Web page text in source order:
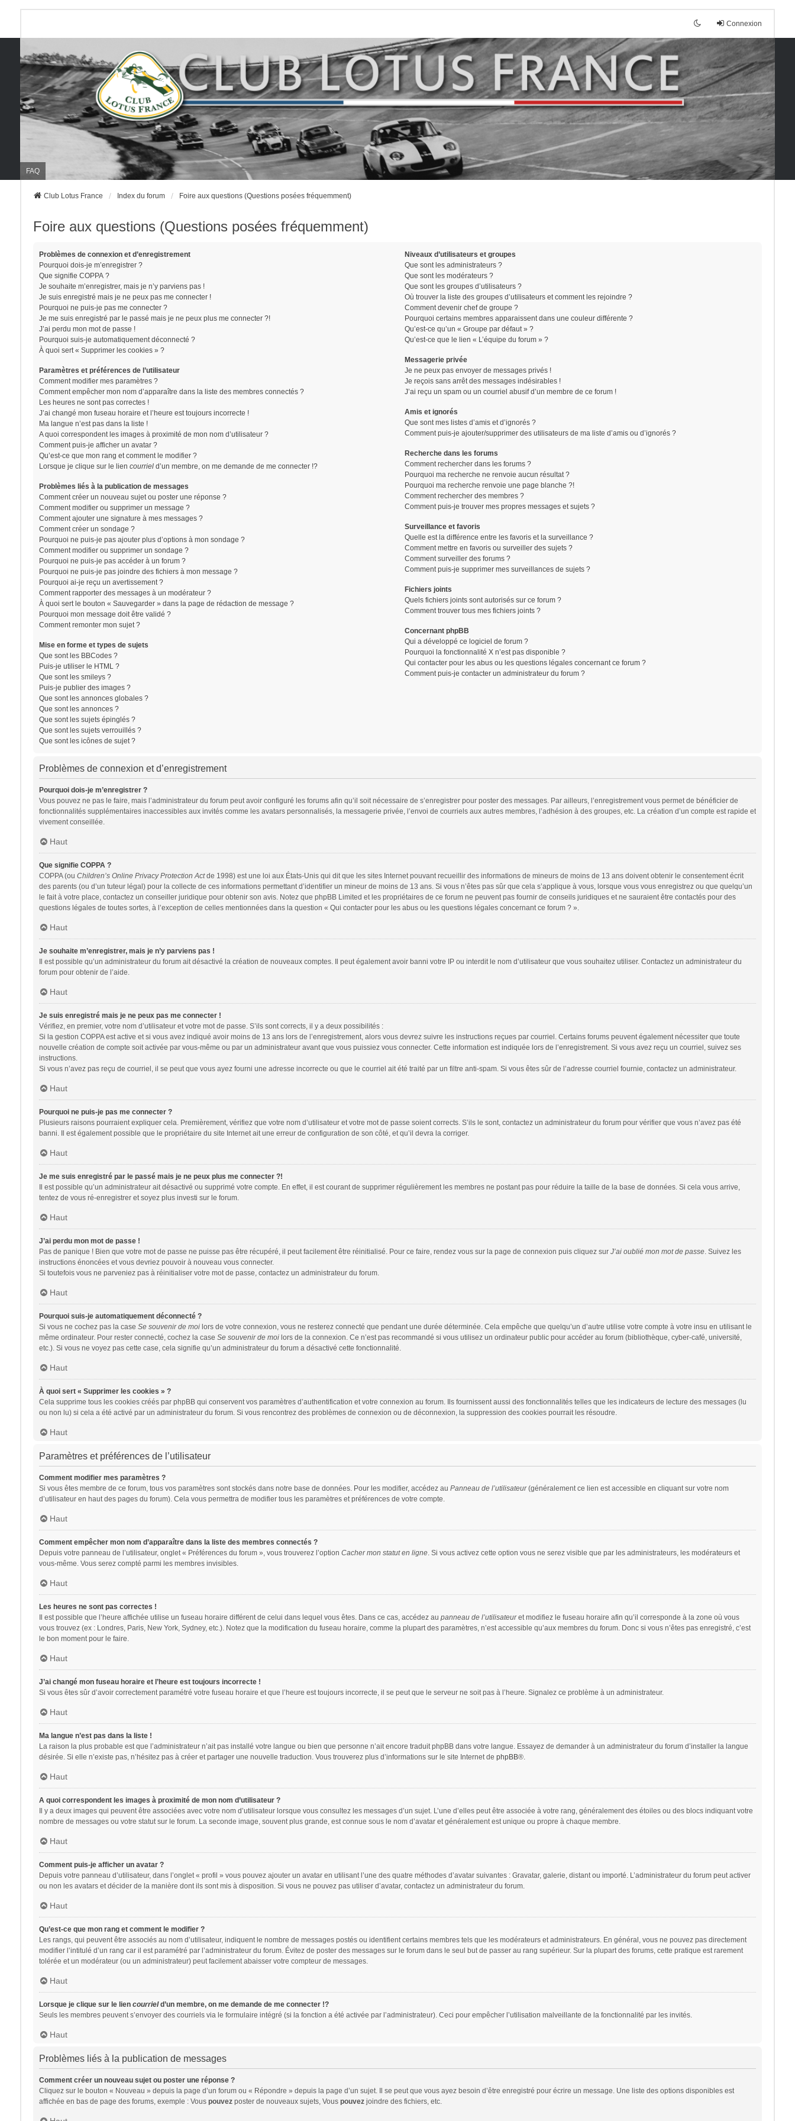
Connexion
FAQ
Club Lotus France Index du forum Foire aux questions (Questions posées fréquemment)
Foire aux questions (Questions posées fréquemment)
Problèmes de connexion et d’enregistrement
Pourquoi dois-je m’enregistrer ?
Que signifie COPPA ?
Je souhaite m’enregistrer, mais je n’y parviens pas !
Je suis enregistré mais je ne peux pas me connecter !
Pourquoi ne puis-je pas me connecter ?
Je me suis enregistré par le passé mais je ne peux plus me connecter ?!
J’ai perdu mon mot de passe !
Pourquoi suis-je automatiquement déconnecté ?
À quoi sert « Supprimer les cookies » ?
Paramètres et préférences de l’utilisateur
Comment modifier mes paramètres ?
Comment empêcher mon nom d’apparaître dans la liste des membres connectés ?
Les heures ne sont pas correctes !
J’ai changé mon fuseau horaire et l’heure est toujours incorrecte !
Ma langue n’est pas dans la liste !
A quoi correspondent les images à proximité de mon nom d’utilisateur ?
Comment puis-je afficher un avatar ?
Qu’est-ce que mon rang et comment le modifier ?
Lorsque je clique sur le lien courrield’un membre, on me demande de me connecter !?
Problèmes liés à la publication de messages
Comment créer un nouveau sujet ou poster une réponse ?
Comment modifier ou supprimer un message ?
Comment ajouter une signature à mes messages ?
Comment créer un sondage ?
Pourquoi ne puis-je pas ajouter plus d’options à mon sondage ?
Comment modifier ou supprimer un sondage ?
Pourquoi ne puis-je pas accéder à un forum ?
Pourquoi ne puis-je pas joindre des fichiers à mon message ?
Pourquoi ai-je reçu un avertissement ?
Comment rapporter des messages à un modérateur ?
À quoi sert le bouton « Sauvegarder » dans la page de rédaction de message ?
Pourquoi mon message doit être validé ?
Comment remonter mon sujet ?
Mise en forme et types de sujets
Que sont les BBCodes ?
Puis-je utiliser le HTML ?
Que sont les smileys ?
Puis-je publier des images ?
Que sont les annonces globales ?
Que sont les annonces ?
Que sont les sujets épinglés ?
Que sont les sujets verrouillés ?
Que sont les icônes de sujet ?
Niveaux d’utilisateurs et groupes
Que sont les administrateurs ?
Que sont les modérateurs ?
Que sont les groupes d’utilisateurs ?
Où trouver la liste des groupes d’utilisateurs et comment les rejoindre ?
Comment devenir chef de groupe ?
Pourquoi certains membres apparaissent dans une couleur différente ?
Qu’est-ce qu’un « Groupe par défaut » ?
Qu’est-ce que le lien « L’équipe du forum » ?
Messagerie privée
Je ne peux pas envoyer de messages privés !
Je reçois sans arrêt des messages indésirables !
J’ai reçu un spam ou un courriel abusif d’un membre de ce forum !
Amis et ignorés
Que sont mes listes d’amis et d’ignorés ?
Comment puis-je ajouter/supprimer des utilisateurs de ma liste d’amis ou d’ignorés ?
Recherche dans les forums
Comment rechercher dans les forums ?
Pourquoi ma recherche ne renvoie aucun résultat ?
Pourquoi ma recherche renvoie une page blanche ?!
Comment rechercher des membres ?
Comment puis-je trouver mes propres messages et sujets ?
Surveillance et favoris
Quelle est la différence entre les favoris et la surveillance ?
Comment mettre en favoris ou surveiller des sujets ?
Comment surveiller des forums ?
Comment puis-je supprimer mes surveillances de sujets ?
Fichiers joints
Quels fichiers joints sont autorisés sur ce forum ?
Comment trouver tous mes fichiers joints ?
Concernant phpBB
Qui a développé ce logiciel de forum ?
Pourquoi la fonctionnalité X n’est pas disponible ?
Qui contacter pour les abus ou les questions légales concernant ce forum ?
Comment puis-je contacter un administrateur du forum ?
Problèmes de connexion et d’enregistrement
Pourquoi dois-je m’enregistrer ?
Vous pouvez ne pas le faire, mais l’administrateur du forum peut avoir configuré les forums afin qu’il soit nécessaire de s’enregistrer pour poster des messages. Par ailleurs, l’enregistrement vous permet de bénéficier de
fonctionnalités supplémentaires inaccessibles aux invités comme les avatars personnalisés, la messagerie privée, l’envoi de courriels aux autres membres, l’adhésion à des groupes, etc. La création d’un compte est rapide et
vivement conseillée.
Haut
Que signifie COPPA ?
COPPA (ou Children’s Online Privacy Protection Actde 1998) est une loi aux États-Unis qui dit que les sites Internet pouvant recueillir des informations de mineurs de moins de 13 ans doivent obtenir le consentement écrit
des parents (ou d’un tuteur légal) pour la collecte de ces informations permettant d’identifier un mineur de moins de 13 ans. Si vous n’êtes pas sûr que cela s’applique à vous, lorsque vous vous enregistrez ou que quelqu’un
le fait à votre place, contactez un conseiller juridique pour obtenir son avis. Notez que phpBB Limited et les propriétaires de ce forum ne peuvent pas fournir de conseils juridiques et ne sauraient être contactés pour des
questions légales de toutes sortes, à l’exception de celles mentionnées dans la question « Qui contacter pour les abus ou les questions légales concernant ce forum ? ».
Haut
Je souhaite m’enregistrer, mais je n’y parviens pas !
Il est possible qu’un administrateur du forum ait désactivé la création de nouveaux comptes. Il peut également avoir banni votre IP ou interdit le nom d’utilisateur que vous souhaitez utiliser. Contactez un administrateur du
forum pour obtenir de l’aide.
Haut
Je suis enregistré mais je ne peux pas me connecter !
Vérifiez, en premier, votre nom d’utilisateur et votre mot de passe. S’ils sont corrects, il y a deux possibilités :
Si la gestion COPPA est active et si vous avez indiqué avoir moins de 13 ans lors de l’enregistrement, alors vous devrez suivre les instructions reçues par courriel. Certains forums peuvent également nécessiter que toute
nouvelle création de compte soit activée par vous-même ou par un administrateur avant que vous puissiez vous connecter. Cette information est indiquée lors de l’enregistrement. Si vous avez reçu un courriel, suivez ses
instructions.
Si vous n’avez pas reçu de courriel, il se peut que vous ayez fourni une adresse incorrecte ou que le courriel ait été traité par un filtre anti-spam. Si vous êtes sûr de l’adresse courriel fournie, contactez un administrateur.
Haut
Pourquoi ne puis-je pas me connecter ?
Plusieurs raisons pourraient expliquer cela. Premièrement, vérifiez que votre nom d’utilisateur et votre mot de passe soient corrects. S’ils le sont, contactez un administrateur du forum pour vérifier que vous n’avez pas été
banni. Il est également possible que le propriétaire du site Internet ait une erreur de configuration de son côté, et qu’il devra la corriger.
Haut
Je me suis enregistré par le passé mais je ne peux plus me connecter ?!
Il est possible qu’un administrateur ait désactivé ou supprimé votre compte. En effet, il est courant de supprimer régulièrement les membres ne postant pas pour réduire la taille de la base de données. Si cela vous arrive,
tentez de vous ré-enregistrer et soyez plus investi sur le forum.
Haut
J’ai perdu mon mot de passe !
Pas de panique ! Bien que votre mot de passe ne puisse pas être récupéré, il peut facilement être réinitialisé. Pour ce faire, rendez vous sur la page de connexion puis cliquez sur J’ai oublié mon mot de passe. Suivez les
instructions énoncées et vous devriez pouvoir à nouveau vous connecter.
Si toutefois vous ne parveniez pas à réinitialiser votre mot de passe, contactez un administrateur du forum.
Haut
Pourquoi suis-je automatiquement déconnecté ?
Si vous ne cochez pas la case Se souvenir de moilors de votre connexion, vous ne resterez connecté que pendant une durée déterminée. Cela empêche que quelqu’un d’autre utilise votre compte à votre insu en utilisant le
même ordinateur. Pour rester connecté, cochez la case Se souvenir de moilors de la connexion. Ce n’est pas recommandé si vous utilisez un ordinateur public pour accéder au forum (bibliothèque, cyber-café, université,
etc.). Si vous ne voyez pas cette case, cela signifie qu’un administrateur du forum a désactivé cette fonctionnalité.
Haut
À quoi sert « Supprimer les cookies » ?
Cela supprime tous les cookies créés par phpBB qui conservent vos paramètres d’authentification et votre connexion au forum. Ils fournissent aussi des fonctionnalités telles que les indicateurs de lecture des messages (lu
ou non lu) si cela a été activé par un administrateur du forum. Si vous rencontrez des problèmes de connexion ou de déconnexion, la suppression des cookies pourrait les résoudre.
Haut
Paramètres et préférences de l’utilisateur
Comment modifier mes paramètres ?
Si vous êtes membre de ce forum, tous vos paramètres sont stockés dans notre base de données. Pour les modifier, accédez au Panneau de l’utilisateur(généralement ce lien est accessible en cliquant sur votre nom
d’utilisateur en haut des pages du forum). Cela vous permettra de modifier tous les paramètres et préférences de votre compte.
Haut
Comment empêcher mon nom d’apparaître dans la liste des membres connectés ?
Depuis votre panneau de l’utilisateur, onglet « Préférences du forum », vous trouverez l’option Cacher mon statut en ligne. Si vous activez cette option vous ne serez visible que par les administrateurs, les modérateurs et
vous-même. Vous serez compté parmi les membres invisibles.
Haut
Les heures ne sont pas correctes !
Il est possible que l’heure affichée utilise un fuseau horaire différent de celui dans lequel vous êtes. Dans ce cas, accédez au panneau de l’utilisateuret modifiez le fuseau horaire afin qu’il corresponde à la zone où vous
vous trouvez (ex : Londres, Paris, New York, Sydney, etc.). Notez que la modification du fuseau horaire, comme la plupart des paramètres, n’est accessible qu’aux membres du forum. Donc si vous n’êtes pas enregistré, c’est
le bon moment pour le faire.
Haut
J’ai changé mon fuseau horaire et l’heure est toujours incorrecte !
Si vous êtes sûr d’avoir correctement paramétré votre fuseau horaire et que l’heure est toujours incorrecte, il se peut que le serveur ne soit pas à l’heure. Signalez ce problème à un administrateur.
Haut
Ma langue n’est pas dans la liste !
La raison la plus probable est que l’administrateur n’ait pas installé votre langue ou bien que personne n’ait encore traduit phpBB dans votre langue. Essayez de demander à un administrateur du forum d’installer la langue
désirée. Si elle n’existe pas, n’hésitez pas à créer et partager une nouvelle traduction. Vous trouverez plus d’informations sur le site Internet de phpBB®.
Haut
A quoi correspondent les images à proximité de mon nom d’utilisateur ?
Il y a deux images qui peuvent être associées avec votre nom d’utilisateur lorsque vous consultez les messages d’un sujet. L’une d’elles peut être associée à votre rang, généralement des étoiles ou des blocs indiquant votre
nombre de messages ou votre statut sur le forum. La seconde image, souvent plus grande, est connue sous le nom d’avatar et généralement est unique ou propre à chaque membre.
Haut
Comment puis-je afficher un avatar ?
Depuis votre panneau d’utilisateur, dans l’onglet « profil » vous pouvez ajouter un avatar en utilisant l’une des quatre méthodes d’avatar suivantes : Gravatar, galerie, distant ou importé. L’administrateur du forum peut activer
ou non les avatars et décider de la manière dont ils sont mis à disposition. Si vous ne pouvez pas utiliser d’avatar, contactez un administrateur du forum.
Haut
Qu’est-ce que mon rang et comment le modifier ?
Les rangs, qui peuvent être associés au nom d’utilisateur, indiquent le nombre de messages postés ou identifient certains membres tels que les modérateurs et administrateurs. En général, vous ne pouvez pas directement
modifier l’intitulé d’un rang car il est paramétré par l’administrateur du forum. Évitez de poster des messages sur le forum dans le seul but de passer au rang supérieur. Sur la plupart des forums, cette pratique est rarement
tolérée et un modérateur (ou un administrateur) peut facilement abaisser votre compteur de messages.
Haut
Lorsque je clique sur le lien courrield’un membre, on me demande de me connecter !?
Seuls les membres peuvent s’envoyer des courriels via le formulaire intégré (si la fonction a été activée par l’administrateur). Ceci pour empêcher l’utilisation malveillante de la fonctionnalité par les invités.
Haut
Problèmes liés à la publication de messages
Comment créer un nouveau sujet ou poster une réponse ?
Cliquez sur le bouton « Nouveau » depuis la page d’un forum ou « Répondre » depuis la page d’un sujet. Il se peut que vous ayez besoin d’être enregistré pour écrire un message. Une liste des options disponibles est
affichée en bas de page des forums, exemple : Vous pouvezposter de nouveaux sujets, Vous pouvezjoindre des fichiers, etc.